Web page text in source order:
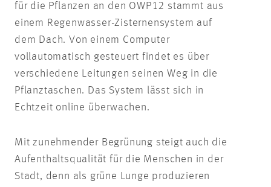
für die Pflanzen an den OWP12 stammt aus
einem Regenwasser-Zisternensystem auf
dem Dach. Von einem Computer
vollautomatisch gesteuert findet es über
verschiedene Leitungen seinen Weg in die
Pflanztaschen. Das System lässt sich in
Echtzeit online überwachen.
Mit zunehmender Begrünung steigt auch die
Aufenthaltsqualität für die Menschen in der
Stadt, denn als grüne Lunge produzieren